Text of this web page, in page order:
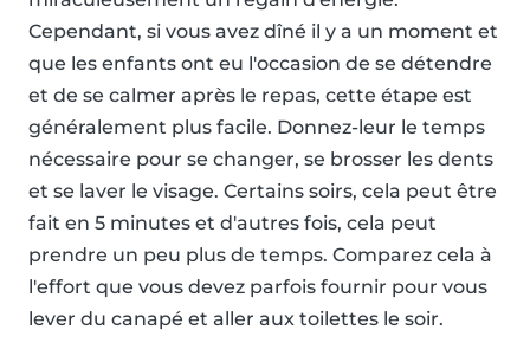
Cependant, si vous avez dîné il y a un moment et
que les enfants ont eu l'occasion de se détendre
et de se calmer après le repas, cette étape est
généralement plus facile. Donnez-leur le temps
nécessaire pour se changer, se brosser les dents
et se laver le visage. Certains soirs, cela peut être
fait en 5 minutes et d'autres fois, cela peut
prendre un peu plus de temps. Comparez cela à
l'effort que vous devez parfois fournir pour vous
lever du canapé et aller aux toilettes le soir.